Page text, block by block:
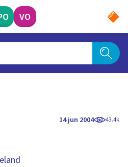
VO
14 jun 2004 43.4k